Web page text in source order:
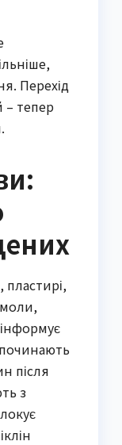
Перехід
– тепер
починають
після
з